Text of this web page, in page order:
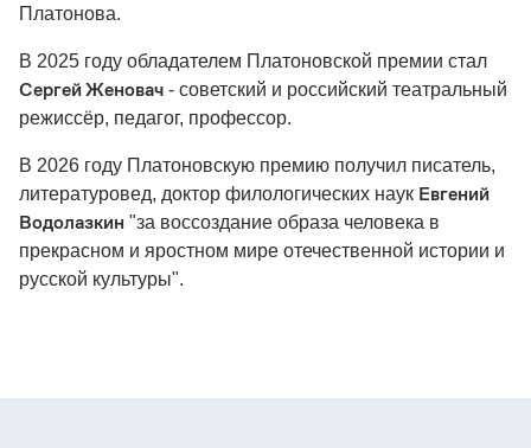
Платонова.
В 2025 году обладателем Платоновской премии стал
Сергей Женовач - советский и российский театральный
режиссёр, педагог, профессор.
В 2026 году Платоновскую премию получил писатель,
литературовед, доктор филологических наук Евгений
Водолазкин "за воссоздание образа человека в
прекрасном и яростном мире отечественной истории и
русской культуры".